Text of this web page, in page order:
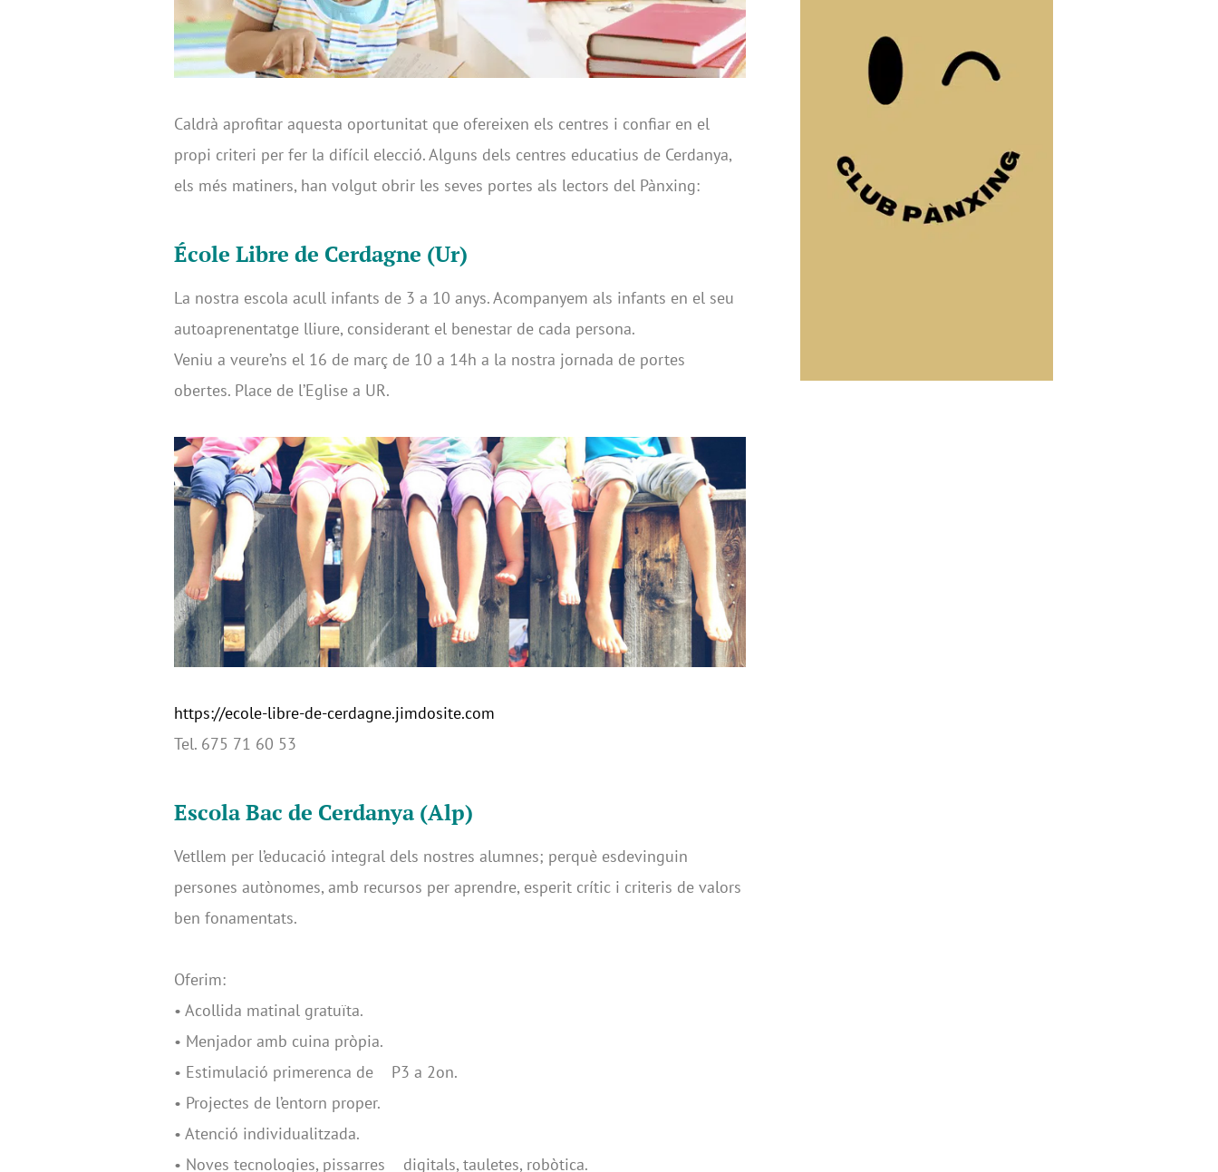
Caldrà aprofitar aquesta oportunitat que ofereixen els centres i confiar en el
propi criteri per fer la difícil elecció. Alguns dels centres educatius de Cerdanya,
els més matiners, han volgut obrir les seves portes als lectors del Pànxing:
École Libre de Cerdagne (Ur)
La nostra escola acull infants de 3 a 10 anys. Acompanyem als infants en el seu
autoaprenentatge lliure, considerant el benestar de cada persona.
Veniu a veure’ns el 16 de març de 10 a 14h a la nostra jornada de portes
obertes. Place de l’Eglise a UR.
https://ecole-libre-de-cerdagne.jimdosite.com
Tel. 675 71 60 53
Escola Bac de Cerdanya (Alp)
Vetllem per l’educació integral dels nostres alumnes; perquè esdevinguin
persones autònomes, amb recursos per aprendre, esperit crític i criteris de valors
ben fonamentats.
Oferim:
• Acollida matinal gratuïta.
• Menjador amb cuina pròpia.
• Estimulació primerenca de P3 a 2on.
• Projectes de l’entorn proper.
• Atenció individualitzada.
• Noves tecnologies, pissarres digitals, tauletes, robòtica.